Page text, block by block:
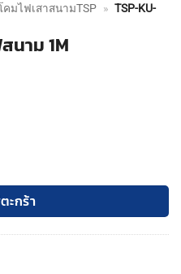
คมไฟเสาสนามTSP » TSP-KU-
นาม 1M
.
1M ชิ้น
ะกร้า